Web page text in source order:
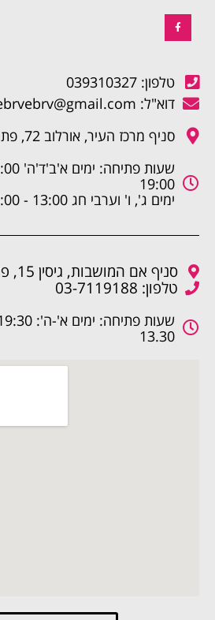
טלפון: 039310327
דוא"ל: ebrvebrv@gmail.com
סניף מרכז העיר, אורלוב 72, פתח תקווה, ת. מרכזית
19:00
ימים ג', ו' וערבי חג 13:00 - 09:00
סניף אם המושבות, גיסין 15, פתח תקווה
טלפון: 03-7119188
13.30